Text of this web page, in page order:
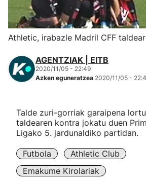
Herri-kirolak
Eskubaloia
Kirolak 360
Mendi-lasterketak
Kirol gehiago
Athletic, irabazle Madril CFF
AGENTZIAK | EITB
2020/11/05 - 22:49
Azken eguneratzea 2020/11/05 -
Talde zuri-gorriak garaipena
taldearen kontra jokatu duen
Ligako 5. jardunaldiko partidan.
Futbola
Athletic Club
Emakume Kirolariak